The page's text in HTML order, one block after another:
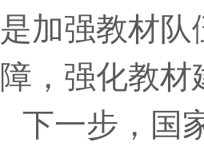
是加强教材
障，强化教材
下一步，国